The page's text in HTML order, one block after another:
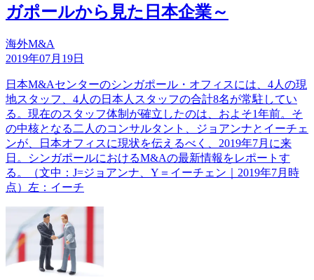
ガポールから見た日本企業～
海外M&A
2019年07月19日
日本M&Aセンターのシンガポール・オフィスには、4人の現
地スタッフ、4人の日本人スタッフの合計8名が常駐してい
る。現在のスタッフ体制が確立したのは、およそ1年前。そ
の中核となる二人のコンサルタント、ジョアンナとイーチェ
ンが、日本オフィスに現状を伝えるべく、2019年7月に来
日。シンガポールにおけるM&Aの最新情報をレポートす
る。（文中：J=ジョアンナ、Y＝イーチェン｜2019年7月時
点）左：イーチ